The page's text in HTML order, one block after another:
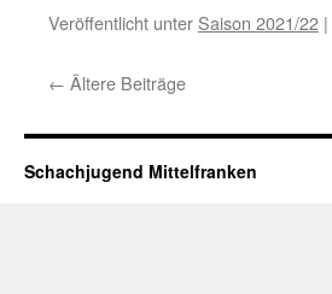
Veröffentlicht unter Saison 2021/22 |
← Ältere Beiträge
Schachjugend Mittelfranken